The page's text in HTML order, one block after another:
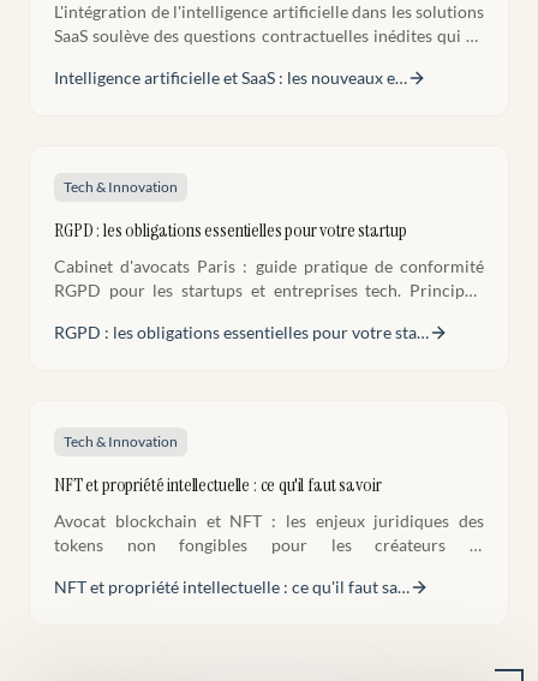
L'intégration de l'intelligence artificielle dans les solutions
SaaS soulève des questions contractuelles inédites qui ne
contrats tech classiques. Recommandations pratiques
Intelligence artificielle et SaaS : les nouveaux e…
Tech & Innovation
RGPD : les obligations essentielles pour votre startup
Cabinet d'avocats Paris : guide pratique de conformité
RGPD pour les startups et entreprises tech. Principes,
RGPD : les obligations essentielles pour votre sta…
Tech & Innovation
NFT et propriété intellectuelle : ce qu'il faut savoir
Avocat blockchain et NFT : les enjeux juridiques des
tokens non fongibles pour les créateurs et
pratiques.
NFT et propriété intellectuelle : ce qu'il faut sa…